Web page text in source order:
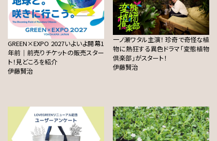
GREEN×EXPO 2027いよいよ開幕1
年前｜前売りチケットの販売スター
ト！見どころを紹介
伊藤賢治
一ノ瀬ワタル主演！ 珍奇で奇怪な植
物に熱狂する異色ドラマ「変態植物
倶楽部」がスタート！
伊藤賢治